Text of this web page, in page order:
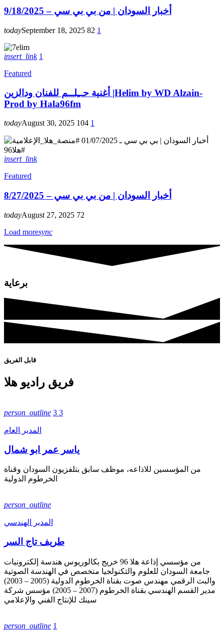
أخبار السودان | من بي بي سي – 9/18/2025
todaySeptember 18, 2025 82 1
insert_link 1
Featured
أغنية حــِلــم للفنان ودالزين |Helim by WD Alzain-
Prod by Hala96fm
todayAugust 30, 2025 104 1
insert_link
Featured
أخبار السودان | من بي بي سي – 8/27/2025
todayAugust 27, 2025 72
Load moresync
برعاية
قابل الفريق
فريق راديو هلا
person_outline 3 3
المدير العام
ياسر عمر ابو شمال
من المؤسسين للاذاعه، موظف سابق بتلفزيون السودان وقناة
الخرطوم الدولية
person_outline
المدير الهندسي
طريف تاج السر
من مؤسسي إذاعة هلا 96 خريج بكالوريوس هندسة إلكترونيات
جامعة السودان للعلوم والتكنولجيا متخصص في الهندسة الصوتية
والبث الرقمي مهندس صوت بقناة الخرطوم الدولية (2005 – 2003)
مدير القسم الهندسي بقناة الخرطوم (2007 – 2005) مؤسس شركة
سينك للإنتاج الفني والإعلامي
person_outline 1